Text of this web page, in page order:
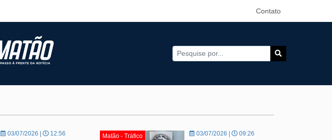
Contato
03/07/2026 | 12:56 Matão - Tráfico 03/07/2026 | 09:26